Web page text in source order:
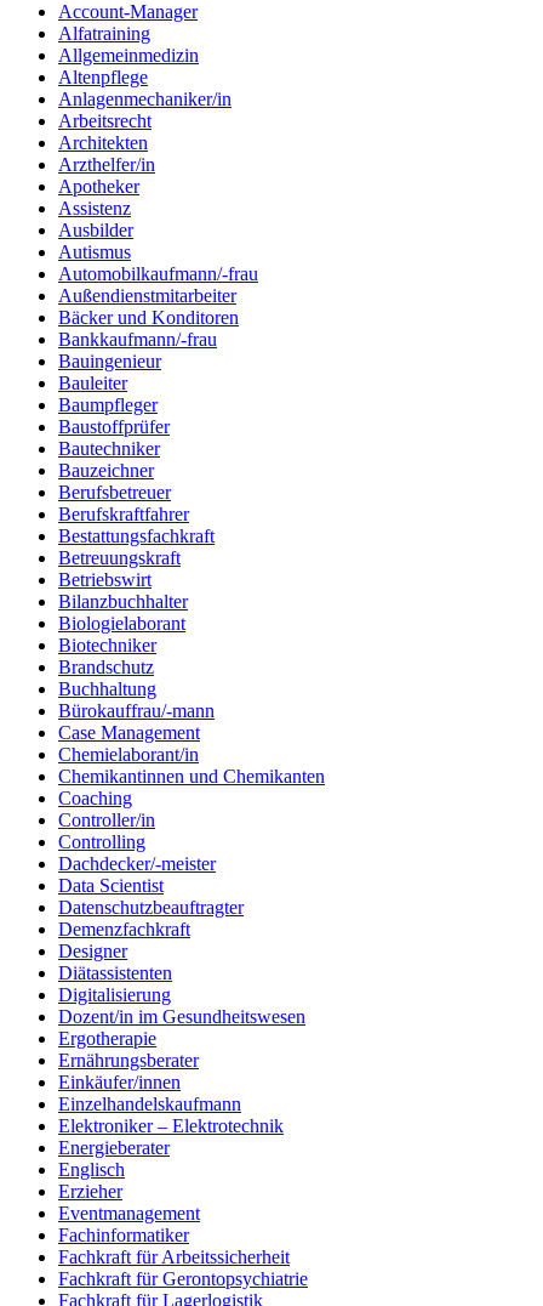
Account-Manager
Alfatraining
Allgemeinmedizin
Altenpflege
Anlagenmechaniker/in
Arbeitsrecht
Architekten
Arzthelfer/in
Apotheker
Assistenz
Ausbilder
Autismus
Automobilkaufmann/-frau
Außendienstmitarbeiter
Bäcker und Konditoren
Bankkaufmann/-frau
Bauingenieur
Bauleiter
Baumpfleger
Baustoffprüfer
Bautechniker
Bauzeichner
Berufsbetreuer
Berufskraftfahrer
Bestattungsfachkraft
Betreuungskraft
Betriebswirt
Bilanzbuchhalter
Biologielaborant
Biotechniker
Brandschutz
Buchhaltung
Bürokauffrau/-mann
Case Management
Chemielaborant/in
Chemikantinnen und Chemikanten
Coaching
Controller/in
Controlling
Dachdecker/-meister
Data Scientist
Datenschutzbeauftragter
Demenzfachkraft
Designer
Diätassistenten
Digitalisierung
Dozent/in im Gesundheitswesen
Ergotherapie
Ernährungsberater
Einkäufer/innen
Einzelhandelskaufmann
Elektroniker – Elektrotechnik
Energieberater
Englisch
Erzieher
Eventmanagement
Fachinformatiker
Fachkraft für Arbeitssicherheit
Fachkraft für Gerontopsychiatrie
Fachkraft für Lagerlogistik